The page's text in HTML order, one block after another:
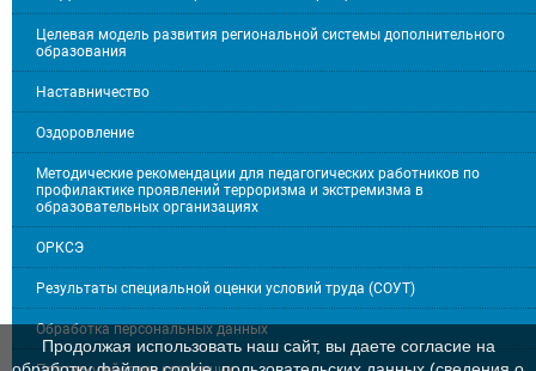
Целевая модель развития региональной системы дополнительного
образования
Наставничество
Оздоровление
Методические рекомендации для педагогических работников по
профилактике проявлений терроризма и экстремизма в
образовательных организациях
ОРКСЭ
Результаты специальной оценки условий труда (СОУТ)
Обработка персональных данных
Продолжая использовать наш сайт, вы даете согласие на